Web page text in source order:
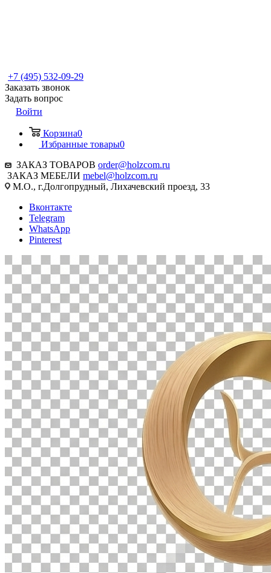
+7 (495) 532-09-29
Заказать звонок
Задать вопрос
Войти
Корзина0
Избранные товары0
ЗАКАЗ ТОВАРОВ order@holzcom.ru
ЗАКАЗ МЕБЕЛИ mebel@holzcom.ru
М.О., г.Долгопрудный, Лихачевский проезд, 33
Вконтакте
Telegram
WhatsApp
Pinterest